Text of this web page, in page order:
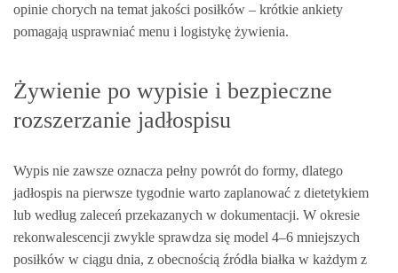
opinie chorych na temat jakości posiłków – krótkie ankiety
pomagają usprawniać menu i logistykę żywienia.
Żywienie po wypisie i bezpieczne
rozszerzanie jadłospisu
Wypis nie zawsze oznacza pełny powrót do formy, dlatego
jadłospis na pierwsze tygodnie warto zaplanować z dietetykiem
lub według zaleceń przekazanych w dokumentacji. W okresie
rekonwalescencji zwykle sprawdza się model 4–6 mniejszych
posiłków w ciągu dnia, z obecnością źródła białka w każdym z